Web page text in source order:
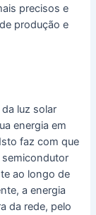
precisos e
produção e
luz solar
energia em
faz com que
ao longo de
a energia
da rede, pelo